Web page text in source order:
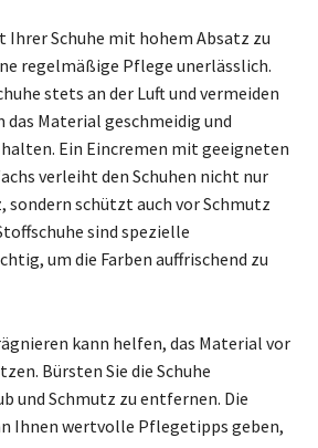
Ihrer Schuhe mit hohem Absatz zu
regelmäßige Pflege unerlässlich.
stets an der Luft und vermeiden
das Material geschmeidig und
Ein Eincremen mit geeigneten
verleiht den Schuhen nicht nur
sondern schützt auch vor Schmutz
sind spezielle
um die Farben auffrischend zu
kann helfen, das Material vor
Bürsten Sie die Schuhe
und Schmutz zu entfernen. Die
Ihnen wertvolle Pflegetipps geben,